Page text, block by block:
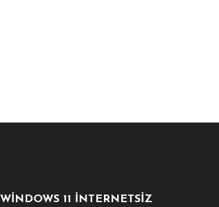
WİNDOWS 11 İNTERNETSİZ